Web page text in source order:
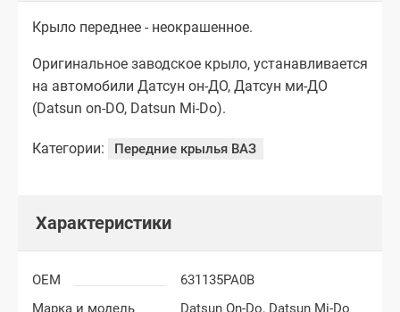
Крыло переднее - неокрашенное.
Оригинальное заводское крыло, устанавливается
на автомобили Датсун он-ДО, Датсун ми-ДО
(Datsun on-DO, Datsun Mi-Do).
Категории: Передние крылья ВАЗ
Характеристики
OEM
631135PA0B
Марка и модель
Datsun On-Do, Datsun Mi-Do